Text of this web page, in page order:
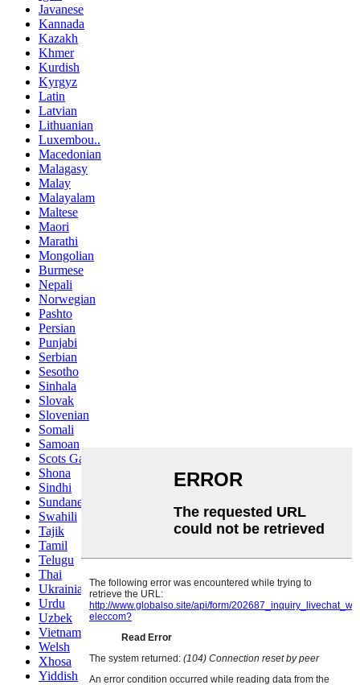
Javanese
Kannada
Kazakh
Khmer
Kurdish
Kyrgyz
Latin
Latvian
Lithuanian
Luxembou..
Macedonian
Malagasy
Malay
Malayalam
Maltese
Maori
Marathi
Mongolian
Burmese
Nepali
Norwegian
Pashto
Persian
Punjabi
Serbian
Sesotho
Sinhala
Slovak
Slovenian
Somali
Samoan
Scots Gaelic
Shona
Sindhi
Sundanese
Swahili
Tajik
Tamil
Telugu
Thai
Ukrainian
Urdu
Uzbek
Vietnamese
Welsh
Xhosa
Yiddish